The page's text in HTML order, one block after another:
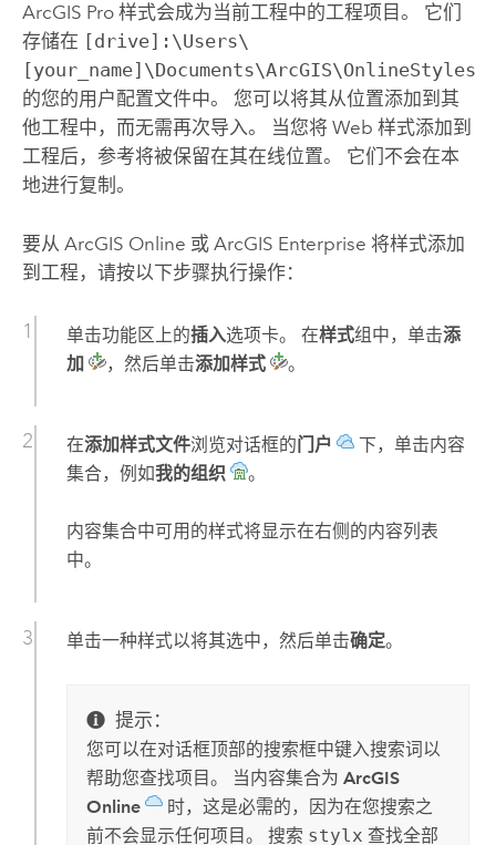
ArcGIS Pro样式会成为当前工程中的工程项目。 它们
存储在 [drive]:\Users\
[your_name]\Documents\ArcGIS\OnlineStyles
的您的用户配置文件中。 您可以将其从位置添加到其
他工程中，而无需再次导入。 当您将 Web 样式添加到
工程后，参考将被保留在其在线位置。 它们不会在本
地进行复制。
要从 ArcGIS Online 或 ArcGIS Enterprise 将样式添加
到工程，请按以下步骤执行操作：
单击功能区上的插入选项卡。 在样式组中，单击添
加
，然后单击添加样式 。
在添加样式文件浏览对话框的门户
下，单击内容
集合，例如我的组织 。
内容集合中可用的样式将显示在右侧的内容列表
中。
单击一种样式以将其选中，然后单击确定。
提示：
您可以在对话框顶部的搜索框中键入搜索词以
帮助您查找项目。 当内容集合为 ArcGIS
Online
时，这是必需的，因为在您搜索之
前不会显示任何项目。 搜索 stylx 查找全部